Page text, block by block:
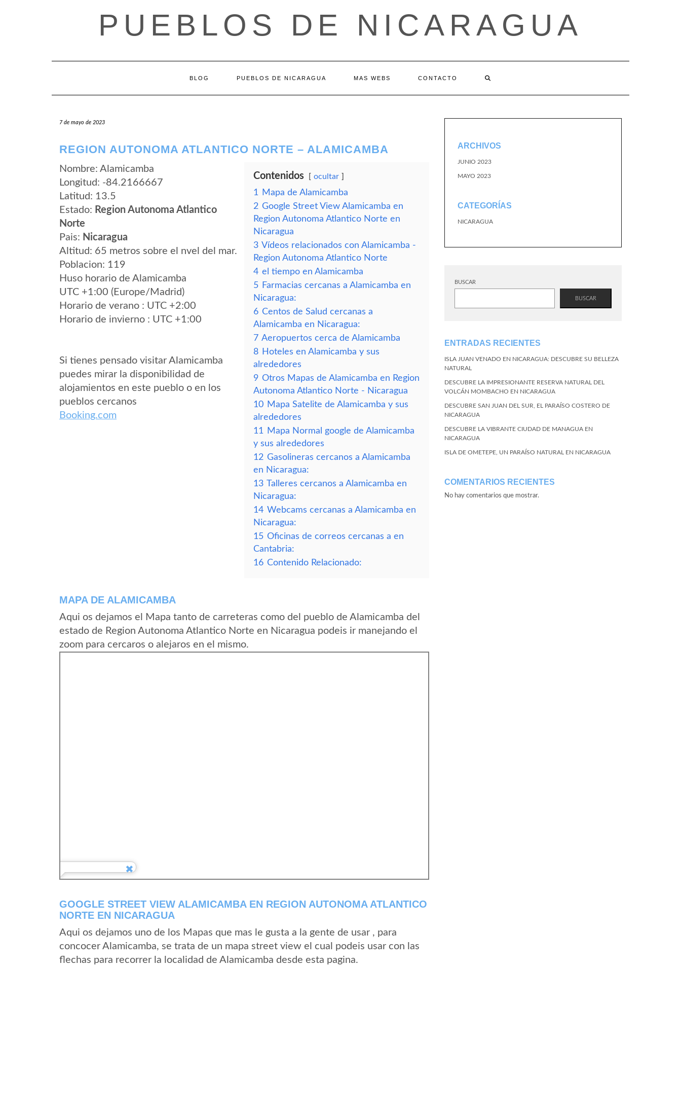
PUEBLOS DE NICARAGUA
BLOG PUEBLOS DE NICARAGUA MAS WEBS CONTACTO
7 de mayo de 2023
REGION AUTONOMA ATLANTICO NORTE – ALAMICAMBA
Nombre: Alamicamba
Longitud: -84.2166667
Latitud: 13.5
Estado: Region Autonoma Atlantico
Norte
Pais: Nicaragua
Altitud: 65 metros sobre el nvel del mar.
Poblacion: 119
Huso horario de Alamicamba
UTC +1:00 (Europe/Madrid)
Horario de verano : UTC +2:00
Horario de invierno : UTC +1:00
Si tienes pensado visitar Alamicamba
puedes mirar la disponibilidad de
alojamientos en este pueblo o en los
pueblos cercanos
Booking.com
Contenidos ocultar
1
Mapa de Alamicamba
2 Google Street View Alamicamba en
Region Autonoma Atlantico Norte en
Nicaragua
3 Vídeos relacionados con Alamicamba -
Region Autonoma Atlantico Norte
4 el tiempo en Alamicamba
5 Farmacias cercanas a Alamicamba en
Nicaragua:
6 Centos de Salud cercanas a
Alamicamba en Nicaragua:
7 Aeropuertos cerca de Alamicamba
8 Hoteles en Alamicamba y sus
alrededores
9 Otros Mapas de Alamicamba en Region
Autonoma Atlantico Norte - Nicaragua
10 Mapa Satelite de Alamicamba y sus
alrededores
11
Mapa Normal google de Alamicamba
y sus alrededores
12 Gasolineras cercanos a Alamicamba
en Nicaragua:
13 Talleres cercanos a Alamicamba en
Nicaragua:
14 Webcams cercanas a Alamicamba en
Nicaragua:
15 Oficinas de correos cercanas a en
Cantabria:
16 Contenido Relacionado:
MAPA DE ALAMICAMBA
Aqui os dejamos el Mapa tanto de carreteras como del pueblo de Alamicamba del
estado de Region Autonoma Atlantico Norte en Nicaragua podeis ir manejando el
zoom para cercaros o alejaros en el mismo.
GOOGLE STREET VIEW ALAMICAMBA EN REGION AUTONOMA ATLANTICO
NORTE EN NICARAGUA
Aqui os dejamos uno de los Mapas que mas le gusta a la gente de usar , para
concocer Alamicamba, se trata de un mapa street view el cual podeis usar con las
flechas para recorrer la localidad de Alamicamba desde esta pagina.
ARCHIVOS
JUNIO 2023
MAYO 2023
CATEGORÍAS
NICARAGUA
BUSCAR
BUSCAR
ENTRADAS RECIENTES
ISLA JUAN VENADO EN NICARAGUA: DESCUBRE SU BELLEZA
NATURAL
DESCUBRE LA IMPRESIONANTE RESERVA NATURAL DEL
VOLCÁN MOMBACHO EN NICARAGUA
DESCUBRE SAN JUAN DEL SUR, EL PARAÍSO COSTERO DE
NICARAGUA
DESCUBRE LA VIBRANTE CIUDAD DE MANAGUA EN
NICARAGUA
ISLA DE OMETEPE, UN PARAÍSO NATURAL EN NICARAGUA
COMENTARIOS RECIENTES
No hay comentarios que mostrar.